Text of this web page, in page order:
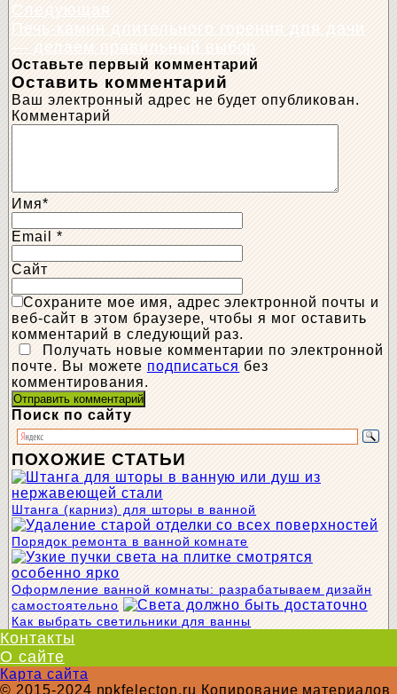
Следующая
Печь-камин длительного горения для дачи
— делаем правильный выбор
Оставьте первый комментарий
Оставить комментарий
Ваш электронный адрес не будет опубликован.
Комментарий
Имя*
Email*
Сайт
Сохраните мое имя, адрес электронной почты и
веб-сайт в этом браузере, чтобы я мог оставить
комментарий в следующий раз.
Получать новые комментарии по электронной
почте. Вы можете подписаться без
комментирования.
Поиск по сайту
ПОХОЖИЕ СТАТЬИ
Штанга (карниз) для шторы в ванной
Порядок ремонта в ванной комнате
Оформление ванной комнаты: разрабатываем дизайн
самостоятельно
Как выбрать светильники для ванны
Контакты
О сайте
Карта сайта
© 2015-2024 npkfelecton.ru Копирование материалов